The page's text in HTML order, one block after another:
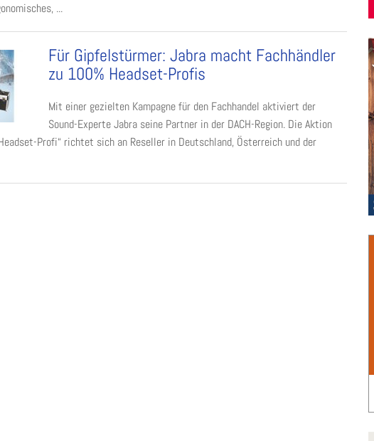
...
Für Gipfelstürmer: Jabra macht Fachhändler
zu 100% Headset-Profis
Mit einer gezielten Kampagne für den Fachhandel aktiviert der
Sound-Experte Jabra seine Partner in der DACH-Region. Die Aktion
Profi“ richtet sich an Reseller in Deutschland, Österreich und der